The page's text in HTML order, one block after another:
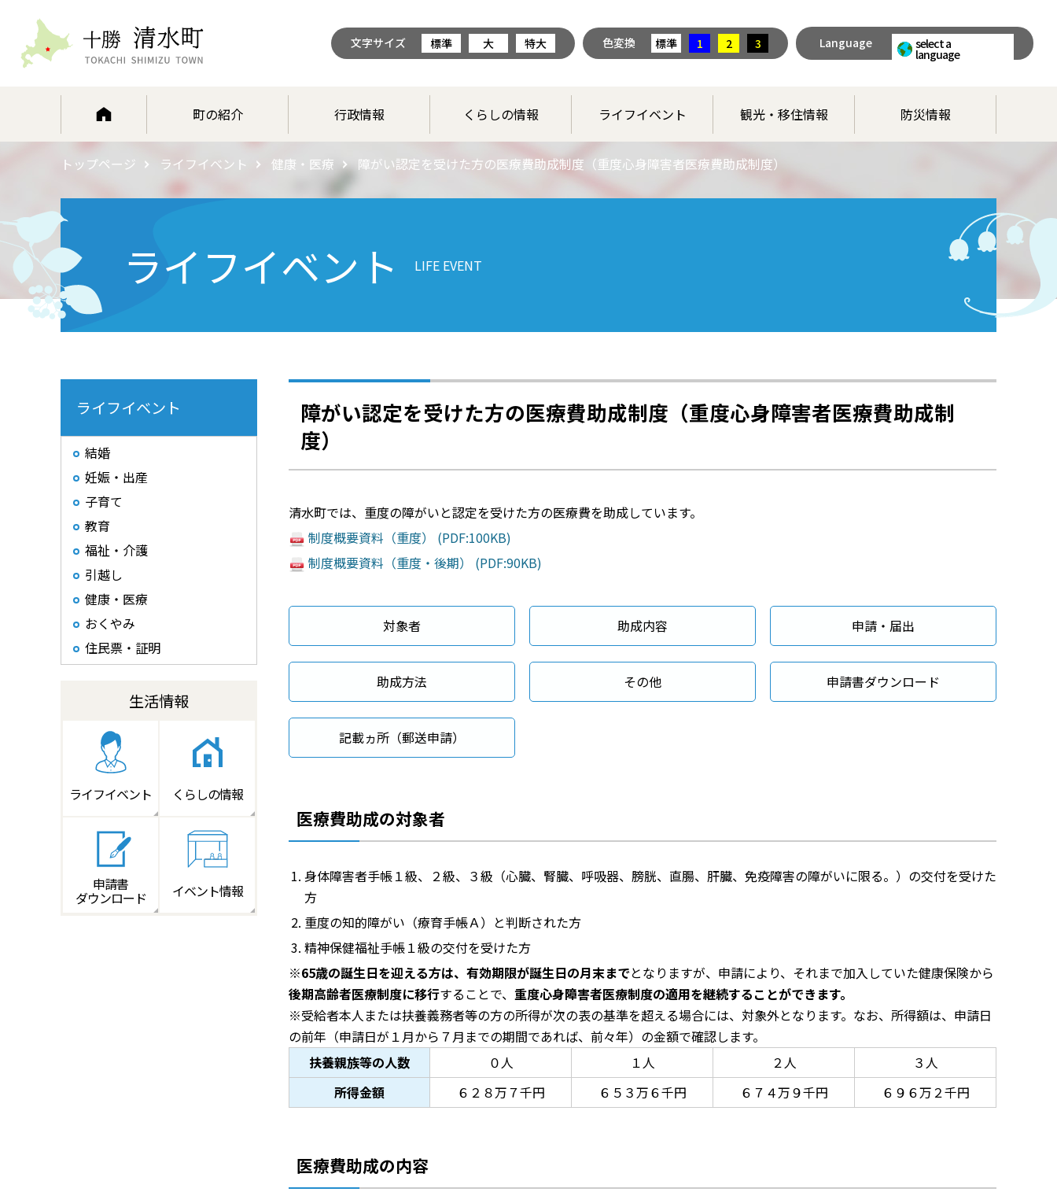
文字サイズ 標準 大 特大 色変換 標準 1 2 3 Language select a
language
町の紹介 行政情報 くらしの情報 ライフイベント 観光・移住情報 防災情報
トップページ ライフイベント 健康・医療 障がい認定を受けた方の医療費助成制度（重度心身障害者医療費助成制度）
ライフイベント LIFE EVENT
ライフイベント
結婚
妊娠・出産
子育て
教育
福祉・介護
引越し
健康・医療
おくやみ
住民票・証明
生活情報
ライフイベント くらしの情報
申請書
ダウンロード イベント情報
障がい認定を受けた方の医療費助成制度（重度心身障害者医療費助成制
度）
清水町では、重度の障がいと認定を受けた方の医療費を助成しています。
制度概要資料（重度） (PDF:100KB)
制度概要資料（重度・後期） (PDF:90KB)
対象者 助成内容 申請・届出
助成方法 その他 申請書ダウンロード
記載ヵ所（郵送申請）
医療費助成の対象者
身体障害者手帳１級、２級、３級（心臓、腎臓、呼吸器、膀胱、直腸、肝臓、免疫障害の障がいに限る。）の交付を受けた
方
重度の知的障がい（療育手帳Ａ）と判断された方
精神保健福祉手帳１級の交付を受けた方
※65歳の誕生日を迎える方は、有効期限が誕生日の月末までとなりますが、申請により、それまで加入していた健康保険から
後期高齢者医療制度に移行することで、 重度心身障害者医療制度の適用を継続することができます。
※受給者本人または扶養義務者等の方の所得が次の表の基準を超える場合には、対象外となります。なお、所得額は、申請日
の前年（申請日が１月から７月までの期間であれば、前々年）の金額で確認します。
扶養親族等の人数
０人 １人 ２人
３人
所得金額
６２８万７千円 ６５３万６千円 ６７４万９千円 ６９６万２千円
医療費助成の内容